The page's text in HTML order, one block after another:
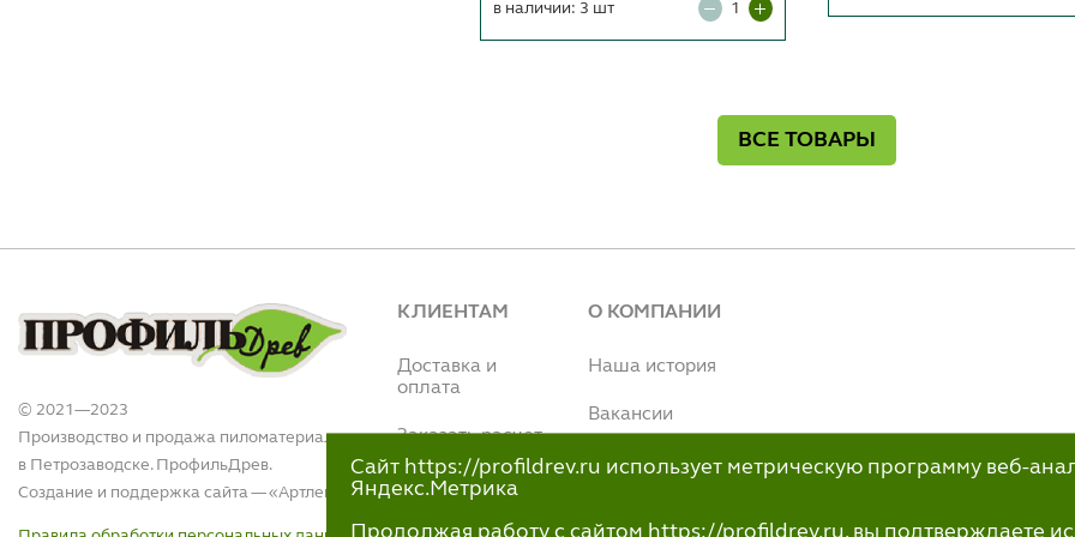
в наличии: 3 шт
ВСЕ ТОВАРЫ
© 2021—2023
Производство и продажа пиломатериалов
в Петрозаводске. ПрофильДрев.
Создание и поддержка сайта — «Артлекс
КЛИЕНТАМ
Доставка и
оплата
Заказать расчет
Интернет магазин
(Вытегорское ш.,
О КОМПАНИИ
Наша история
Вакансии
Наше производство
Сайт https://profildrev.ru использует метрическую программу веб-
Яндекс.Метрика
Продолжая работу с сайтом https://profildrev.ru, вы подтверждаете